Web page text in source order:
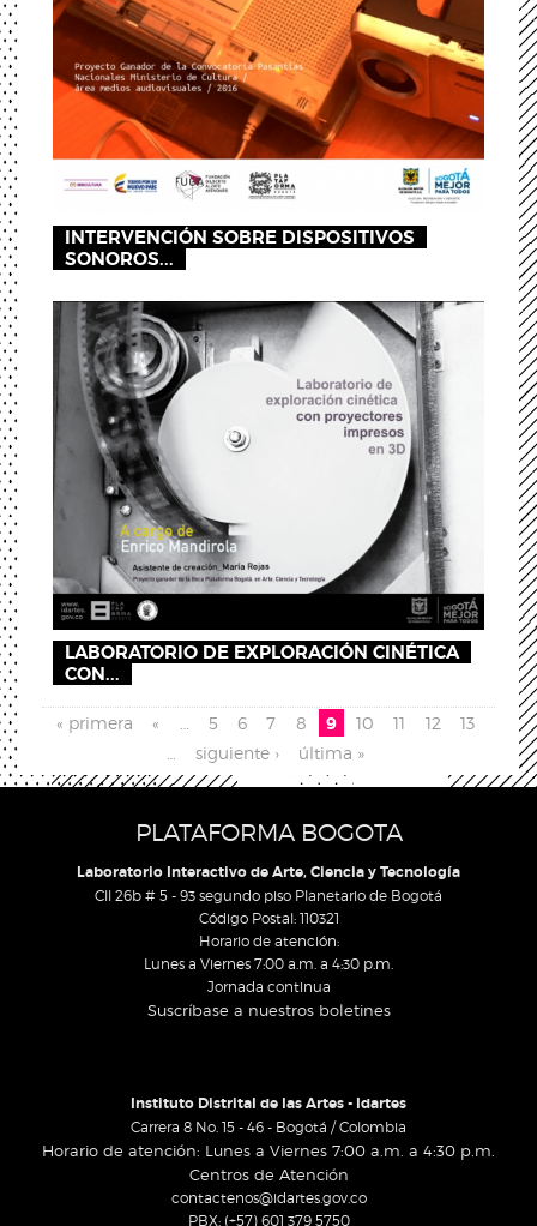
INTERVENCIÓN SOBRE DISPOSITIVOS
SONOROS...
LABORATORIO DE EXPLORACIÓN CINÉTICA
CON...
Páginas
« primera « 5 6 7 8 9 10 11 12
13
siguiente › última »
PLATAFORMA BOGOTA
Laboratorio Interactivo de Arte, Ciencia y Tecnología
Cll 26b # 5 - 93 segundo piso Planetario de Bogotá
Código Postal: 110321
Horario de atención:
Lunes a Viernes 7:00 a.m. a 4:30 p.m.
Jornada continua
Suscríbase a nuestros boletines
Instituto Distrital de las Artes - Idartes
Carrera 8 No. 15 - 46 - Bogotá / Colombia
Horario de atención: Lunes a Viernes 7:00 a.m. a 4:30 p.m.
Centros de Atención
contactenos@idartes.gov.co
PBX: (+57) 601 379 5750